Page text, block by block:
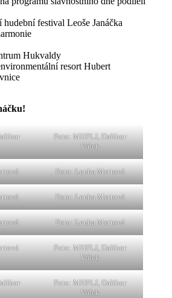
festival Leoše Janáčka
Hukvaldy
resort Hubert
Foto: MHFLJ, Dalibor
Válek
Foto: Lenka Mertová
Foto: Lenka Mertová
Foto: Lenka Mertová
Foto: MHFLJ, Dalibor
Válek
Foto: MHFLJ, Dalibor
Válek